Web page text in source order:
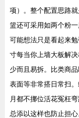
项）。整个配置思路
篮还可采用如两个粉
可能想法只是看起来
寸每当你上墙大板解
少而且易拆。比类商
表面等非常搭日常扫
月都不挪位活花冤枉
总添以这样也防止担心